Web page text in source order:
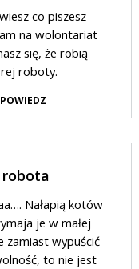
co piszesz -
na wolontariat
się, że robią
roboty.
robota
Nałapią kotów
je w małej
zamiast wypuścić
to nie jest